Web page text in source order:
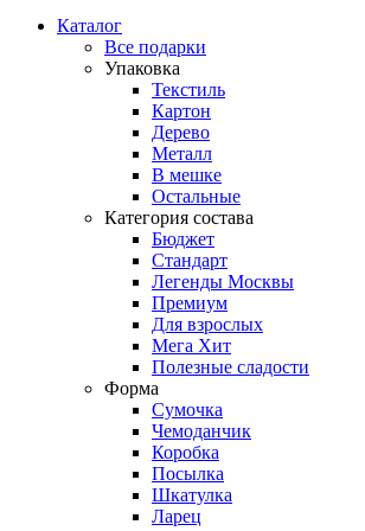
Каталог
Все подарки
Упаковка
Текстиль
Картон
Дерево
Металл
В мешке
Остальные
Категория состава
Бюджет
Стандарт
Легенды Москвы
Премиум
Для взрослых
Мега Хит
Полезные сладости
Форма
Сумочка
Чемоданчик
Коробка
Посылка
Шкатулка
Ларец